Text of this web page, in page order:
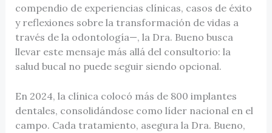
compendio de experiencias clínicas, casos de éxito
y reflexiones sobre la transformación de vidas a
través de la odontología—, la Dra. Bueno busca
llevar este mensaje más allá del consultorio: la
salud bucal no puede seguir siendo opcional.
En 2024, la clínica colocó más de 800 implantes
dentales, consolidándose como líder nacional en el
campo. Cada tratamiento, asegura la Dra. Bueno,